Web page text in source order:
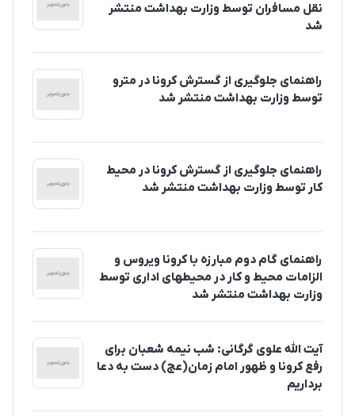
نقل مسافران توسط وزارت بهداشت منتشر
شد
راهنمای جلوگیری از گسترش کرونا در مترو
توسط وزارت بهداشت منتشر شد
راهنمای جلوگیری از گسترش کرونا در محیط
کار توسط وزارت بهداشت منتشر شد
راهنمای گام دوم مبارزه با کرونا ویروس و
الزامات محیط و کار در محیطهای اداری توسط
وزارت بهداشت منتشر شد
آیت الله علوی گرگانی: شب نیمه شعبان برای
رفع کرونا و ظهور امام زمان(عج) دست به دعا
برداریم